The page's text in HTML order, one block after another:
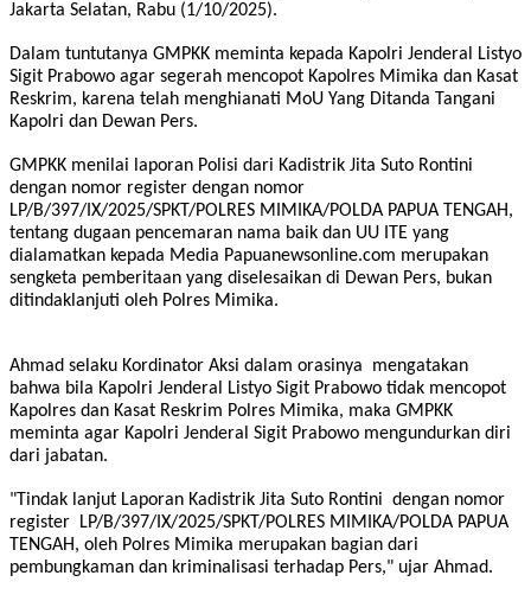
Jakarta Selatan, Rabu (1/10/2025).
Dalam tuntutanya GMPKK meminta kepada Kapolri Jenderal Listyo
Sigit Prabowo agar segerah mencopot Kapolres Mimika dan Kasat
Reskrim, karena telah menghianati MoU Yang Ditanda Tangani
Kapolri dan Dewan Pers.
GMPKK menilai laporan Polisi dari Kadistrik Jita Suto Rontini
dengan nomor register dengan nomor
LP/B/397/IX/2025/SPKT/POLRES MIMIKA/POLDA PAPUA TENGAH,
tentang dugaan pencemaran nama baik dan UU ITE yang
dialamatkan kepada Media Papuanewsonline.com merupakan
sengketa pemberitaan yang diselesaikan di Dewan Pers, bukan
ditindaklanjuti oleh Polres Mimika.
Ahmad selaku Kordinator Aksi dalam orasinya mengatakan
bahwa bila Kapolri Jenderal Listyo Sigit Prabowo tidak mencopot
Kapolres dan Kasat Reskrim Polres Mimika, maka GMPKK
meminta agar Kapolri Jenderal Sigit Prabowo mengundurkan diri
dari jabatan.
"Tindak lanjut Laporan Kadistrik Jita Suto Rontini dengan nomor
register LP/B/397/IX/2025/SPKT/POLRES MIMIKA/POLDA PAPUA
TENGAH, oleh Polres Mimika merupakan bagian dari
pembungkaman dan kriminalisasi terhadap Pers," ujar Ahmad.